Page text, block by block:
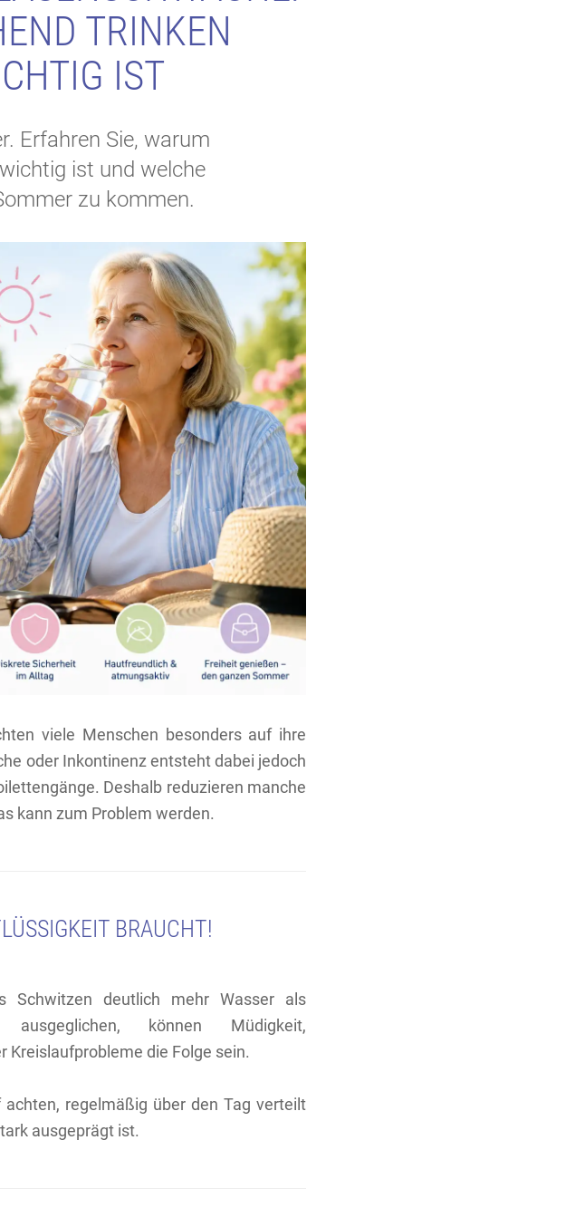
TRINKEN
IST
Erfahren Sie, warum
ist und welche
zu kommen.
viele Menschen besonders auf ihre
oder Inkontinenz entsteht dabei jedoch
Deshalb reduzieren manche
kann zum Problem werden.
BRAUCHT!
Schwitzen deutlich mehr Wasser als
können Müdigkeit,
die Folge sein.
regelmäßig über den Tag verteilt
ausgeprägt ist.